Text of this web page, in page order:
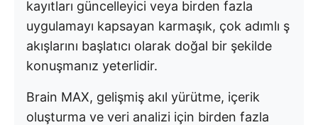
kayıtları güncelleyici veya birden fazla
uygulamayı kapsayan karmaşık, çok adımlı ş
akışlarını başlatıcı olarak doğal bir şekilde
konuşmanız yeterlidir.
Brain MAX, gelişmiş akıl yürütme, içerik
oluşturma ve veri analizi için birden fazla